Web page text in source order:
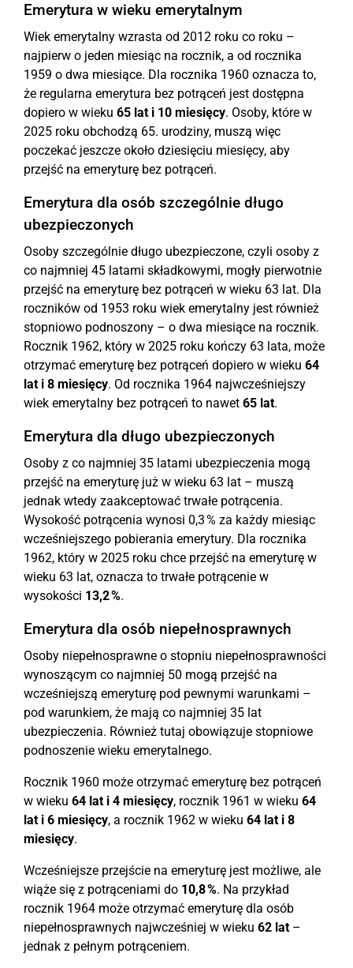
Emerytura w wieku emerytalnym
Wiek emerytalny wzrasta od 2012 roku co roku –
najpierw o jeden miesiąc na rocznik, a od rocznika
1959 o dwa miesiące. Dla rocznika 1960 oznacza to,
że regularna emerytura bez potrąceń jest dostępna
dopiero w wieku 65 lat i 10 miesięcy. Osoby, które w
2025 roku obchodzą 65. urodziny, muszą więc
poczekać jeszcze około dziesięciu miesięcy, aby
przejść na emeryturę bez potrąceń.
Emerytura dla osób szczególnie długo
ubezpieczonych
Osoby szczególnie długo ubezpieczone, czyli osoby z
co najmniej 45 latami składkowymi, mogły pierwotnie
przejść na emeryturę bez potrąceń w wieku 63 lat. Dla
roczników od 1953 roku wiek emerytalny jest również
stopniowo podnoszony – o dwa miesiące na rocznik.
Rocznik 1962, który w 2025 roku kończy 63 lata, może
otrzymać emeryturę bez potrąceń dopiero w wieku 64
lat i 8 miesięcy. Od rocznika 1964 najwcześniejszy
wiek emerytalny bez potrąceń to nawet 65 lat.
Emerytura dla długo ubezpieczonych
Osoby z co najmniej 35 latami ubezpieczenia mogą
przejść na emeryturę już w wieku 63 lat – muszą
jednak wtedy zaakceptować trwałe potrącenia.
Wysokość potrącenia wynosi 0,3 % za każdy miesiąc
wcześniejszego pobierania emerytury. Dla rocznika
1962, który w 2025 roku chce przejść na emeryturę w
wieku 63 lat, oznacza to trwałe potrącenie w
wysokości 13,2 %.
Emerytura dla osób niepełnosprawnych
Osoby niepełnosprawne o stopniu niepełnosprawności
wynoszącym co najmniej 50 mogą przejść na
wcześniejszą emeryturę pod pewnymi warunkami –
pod warunkiem, że mają co najmniej 35 lat
ubezpieczenia. Również tutaj obowiązuje stopniowe
podnoszenie wieku emerytalnego.
Rocznik 1960 może otrzymać emeryturę bez potrąceń
w wieku 64 lat i 4 miesięcy, rocznik 1961 w wieku 64
lat i 6 miesięcy, a rocznik 1962 w wieku 64 lat i 8
miesięcy.
Wcześniejsze przejście na emeryturę jest możliwe, ale
wiąże się z potrąceniami do 10,8 %. Na przykład
rocznik 1964 może otrzymać emeryturę dla osób
niepełnosprawnych najwcześniej w wieku 62 lat–
jednak z pełnym potrąceniem.